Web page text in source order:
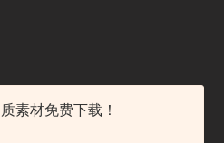
享优秀的设计。素材包含了APP设计、
素材免费下载！